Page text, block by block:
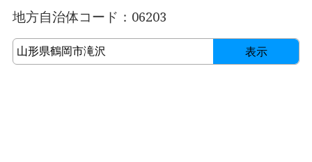
地方自治体コード：06203
表示